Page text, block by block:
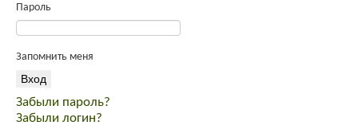
Индейка от производителя
продам мясо кролика премиум класса
спас от вздутия живота
корма для интенсивного выращивания
Зааненские и зааненско-нубийские козы
Пароль
Запомнить меня
Забыли пароль?
Забыли логин?